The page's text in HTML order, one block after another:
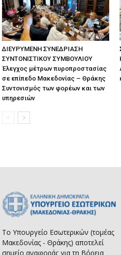
ΔΙΕΥΡΥΜΕΝΗ ΣΥΝΕΔΡΙΑΣΗ
ΣΥΝΤΟΝΙΣΤΙΚΟΥ ΣΥΜΒΟΥΛΙΟΥ
Έλεγχος μέτρων πυροπροστασίας
σε επίπεδο Μακεδονίας – Θράκης
Συντονισμός των φορέων και των
υπηρεσιών
Το Υπουργείο Εσωτερικών (τομέας
Μακεδονίας - Θράκης) αποτελεί
σημείο αναφοράς για τη Βόρεια